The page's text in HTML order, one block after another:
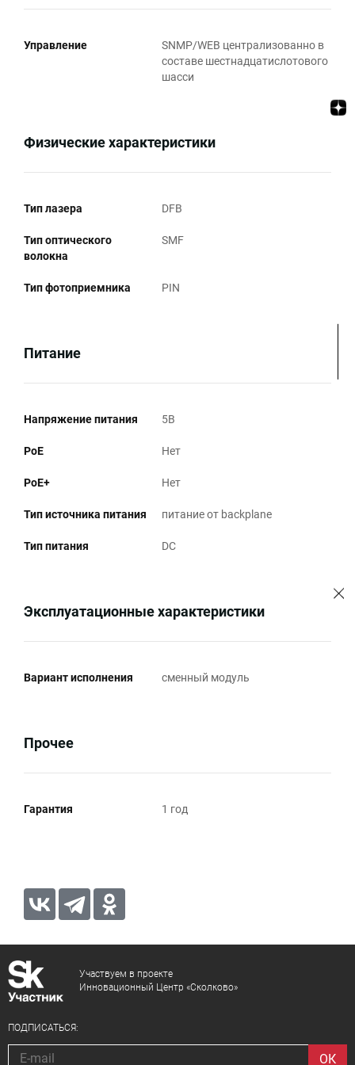
Управление
SNMP/WEB централизованно в
составе шестнадцатислотового
шасси
Физические характеристики
Тип лазера DFB
Тип оптического
волокна
SMF
Тип фотоприемника PIN
Питание
Напряжение питания 5В
PoE Нет
PoE+ Нет
Тип источника питания питание от backplane
Тип питания DC
Эксплуатационные характеристики
Вариант исполнения сменный модуль
Прочее
Гарантия 1 год
Участвуем в проекте
Инновационный Центр «Сколково»
ПОДПИСАТЬСЯ: